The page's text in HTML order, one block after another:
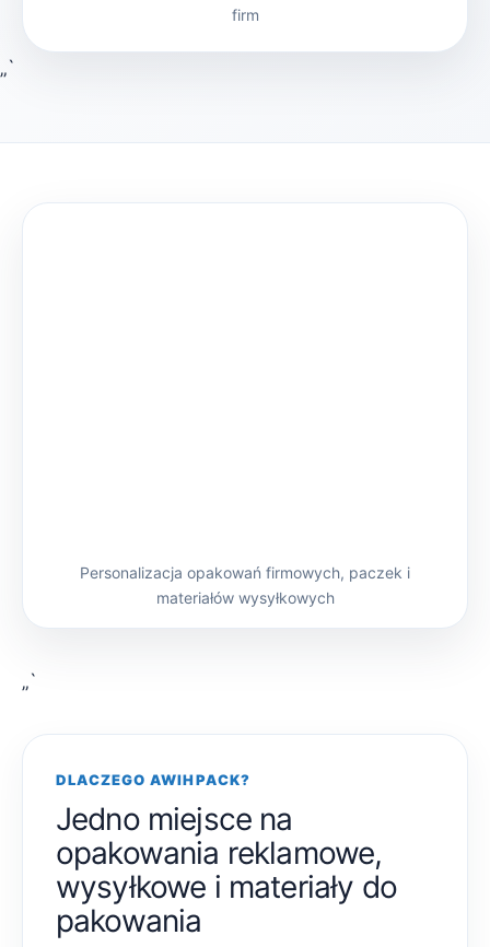
firm
„`
Personalizacja opakowań firmowych, paczek i
materiałów wysyłkowych
„`
DLACZEGO AWIHPACK?
Jedno miejsce na
opakowania reklamowe,
wysyłkowe i materiały do
pakowania